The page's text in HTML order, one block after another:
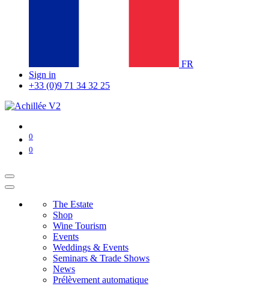
FR
Sign in
+33 (0)9 71 34 32 25
0
0
The Estate
Shop
Wine Tourism
Events
Weddings & Events
Seminars & Trade Shows
News
Prélèvement automatique